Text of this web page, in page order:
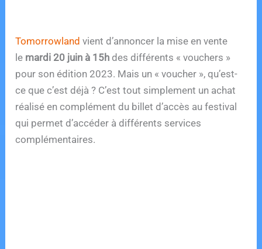
Tomorrowland vient d’annoncer la mise en vente
le mardi 20 juin à 15h des différents « vouchers »
pour son édition 2023. Mais un « voucher », qu’est-
ce que c’est déjà ? C’est tout simplement un achat
réalisé en complément du billet d’accès au festival
qui permet d’accéder à différents services
complémentaires.